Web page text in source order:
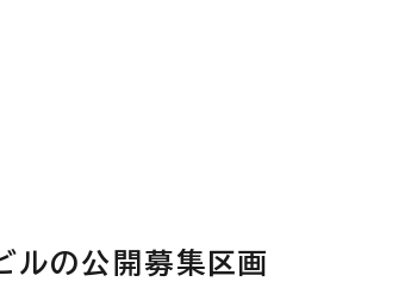
ルの公開募集区画